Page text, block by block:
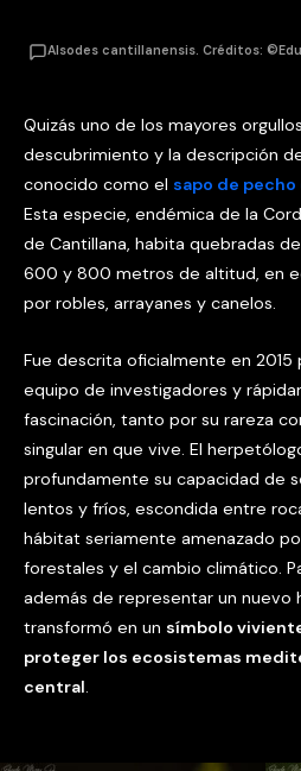
Alsodes cantillanensis. Créditos:
Quizás uno de los mayores
descubrimiento y la descripción
conocido como el sapo de
Esta especie, endémica de la
de Cantillana, habita quebradas
600 y 800 metros de altitud, en
por robles, arrayanes y canelos.
Fue descrita oficialmente en 2015
equipo de investigadores y
fascinación, tanto por su rareza
singular en que vive. El
profundamente su capacidad de
lentos y fríos, escondida entre
hábitat seriamente amenazado
forestales y el cambio climático.
además de representar un nuevo
transformó en un símbolo
proteger los ecosistemas
central.